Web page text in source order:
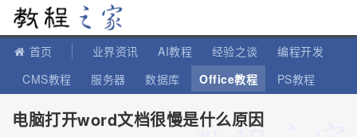
首页 业界资讯 AI教程 经验之谈
编程开发
CMS教程
服务器 数据库 Office教程
PS教程
电脑打开word文档很慢是什么原因